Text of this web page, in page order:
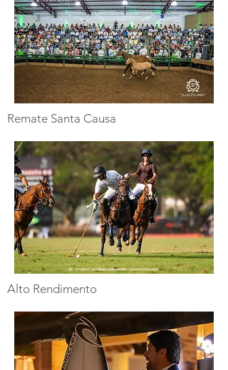
Remate Santa Causa
Alto Rendimento